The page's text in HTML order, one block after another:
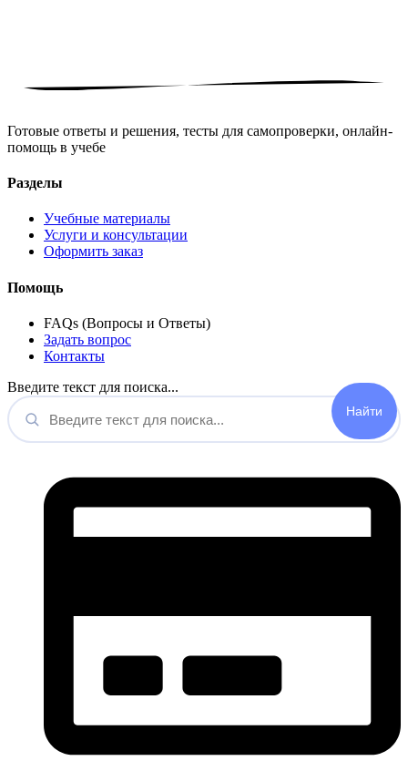
Готовые ответы и решения, тесты для самопроверки, онлайн-
помощь в учебе
Разделы
Учебные материалы
Услуги и консультации
Оформить заказ
Помощь
FAQs (Вопросы и Ответы)
Задать вопрос
Контакты
Введите текст для поиска...